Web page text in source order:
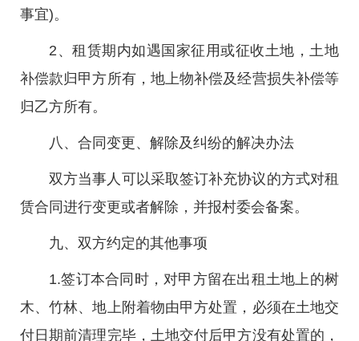
事宜)。
2、租赁期内如遇国家征用或征收土地，土地
补偿款归甲方所有，地上物补偿及经营损失补偿等
归乙方所有。
八、合同变更、解除及纠纷的解决办法
双方当事人可以采取签订补充协议的方式对租
赁合同进行变更或者解除，并报村委会备案。
九、双方约定的其他事项
1.签订本合同时，对甲方留在出租土地上的树
木、竹林、地上附着物由甲方处置，必须在土地交
付日期前清理完毕，土地交付后甲方没有处置的，